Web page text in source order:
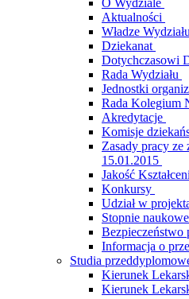
O Wydziale
Aktualności
Władze Wydziału
Dziekanat
Dotychczasowi
Rada Wydziału
Jednostki
Rada Kolegium
Akredytacje
Komisje
Zasady pracy
15.01.2015
Jakość
Konkursy
Udział w
Stopnie
Bezpieczeństwo
Informacja o
Studia
Kierunek
Kierunek